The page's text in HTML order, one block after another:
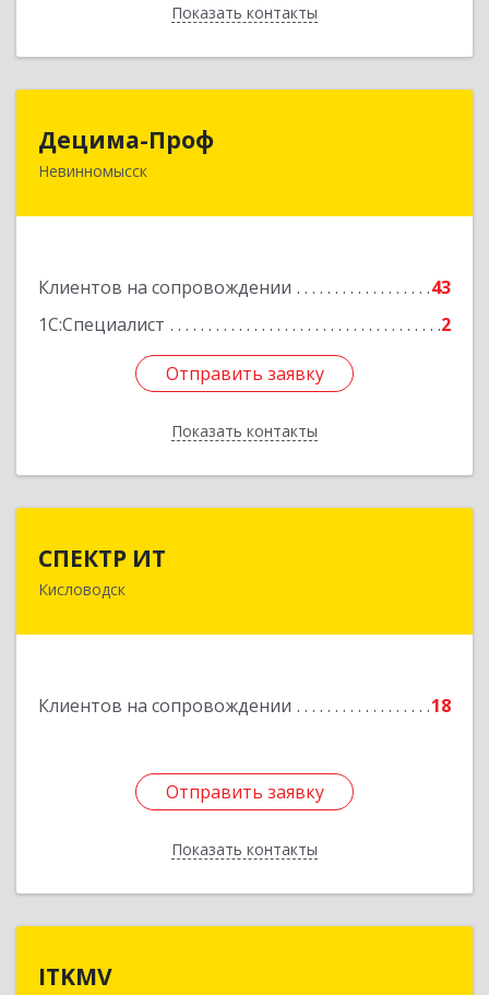
Показать контакты
Назад
Децима-Проф
Невинномысск
Клиентов на сопровождении
43
1С:Специалист
2
Отправить заявку
Показать контакты
357100, Ставропольский край, Невинномысск г,
Отправить заявку
Назад
СПЕКТР ИТ
Кисловодск
Клиентов на сопровождении 18
Отправить заявку
Показать контакты
357736, Ставропольский край, Кисловодск г,
Отправить заявку
Назад
ITKMV